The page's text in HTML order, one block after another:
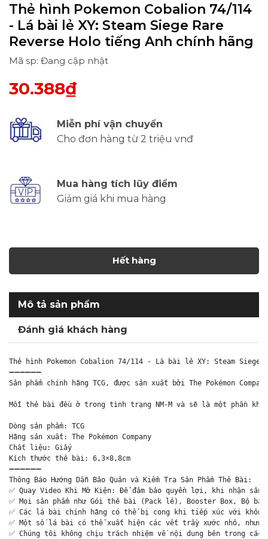
Thẻ hình Pokemon Cobalion 74/114
- Lá bài lẻ XY: Steam Siege Rare
Reverse Holo tiếng Anh chính hãng
Mã sp: Đang cập nhật
30.388₫
Miễn phí vận chuyển
Cho đơn hàng từ 2 triệu vnđ
Mua hàng tích lũy điểm
Giảm giá khi mua hàng
Hết hàng
Mô tả sản phẩm
Đánh giá khách hàng
Thẻ hình Pokemon Cobalion 74/114 - Lá bài lẻ XY: Steam Siege
➖➖➖➖➖➖
Sản phẩm chính hãng TCG, được sản xuất bởi The Pokémon
Mỗi thẻ bài đều ở trong tình trạng NM-M và sẽ là một phần
Dòng sản phẩm: TCG
Hãng sản xuất: The Pokémon Company
Chất liệu: Giấy
Kích thước thẻ bài: 6,3×8,8cm
➖➖➖➖➖➖
Thông Báo Hướng Dẫn Bảo Quản và Kiểm Tra Sản Phẩm Thẻ Bài:
✅ Quay Video Khi Mở Kiện: Để đảm bảo quyền lợi, khi nhận
✅ Mọi sản phẩm như Gói thẻ bài (Pack lẻ), Booster Box, Bộ
✅ Các lá bài chính hãng có thể bị cong khi tiếp xúc với
✅ Một số lá bài có thể xuất hiện các vết trầy xước nhỏ,
✅ Chúng tôi không chịu trách nhiệm về nội dung bên trong